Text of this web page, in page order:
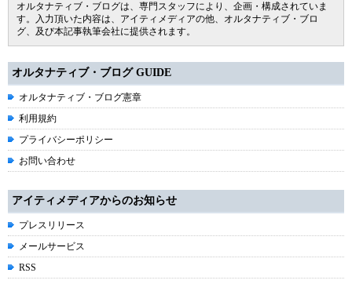
オルタナティブ・ブログは、専門スタッフにより、企画・構成されていま
す。入力頂いた内容は、アイティメディアの他、オルタナティブ・ブロ
グ、及び本記事執筆会社に提供されます。
オルタナティブ・ブログ GUIDE
オルタナティブ・ブログ憲章
利用規約
プライバシーポリシー
お問い合わせ
アイティメディアからのお知らせ
プレスリリース
メールサービス
RSS